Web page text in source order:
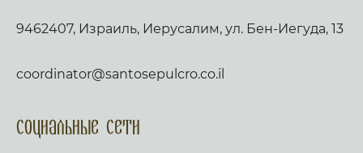
9462407, Израиль, Иерусалим, ул. Бен-Иегуда, 13
coordinator@santosepulcro.co.il
Социальные сети